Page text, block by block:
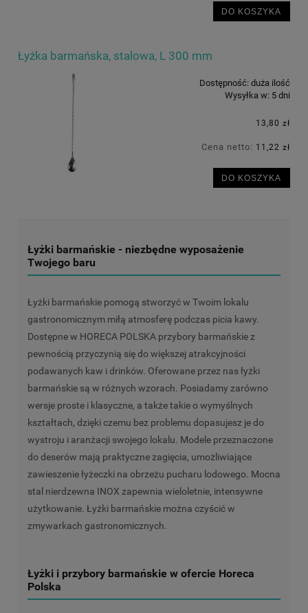
DO KOSZYKA
Łyżka barmańska, stalowa, L 300 mm
Dostępność: duża ilość
Wysyłka w: 5 dni
13,80 zł
Cena netto: 11,22 zł
DO KOSZYKA
Łyżki barmańskie - niezbędne wyposażenie
Twojego baru
Łyżki barmańskie pomogą stworzyć w Twoim lokalu
gastronomicznym miłą atmosferę podczas picia kawy.
Dostępne w HORECA POLSKA przybory barmańskie z
pewnością przyczynią się do większej atrakcyjności
podawanych kaw i drinków. Oferowane przez nas łyżki
barmańskie są w różnych wzorach. Posiadamy zarówno
wersje proste i klasyczne, a także takie o wymyślnych
kształtach, dzięki czemu bez problemu dopasujesz je do
wystroju i aranżacji swojego lokalu. Modele przeznaczone
do deserów mają praktyczne zagięcia, umożliwiające
zawieszenie łyżeczki na obrzeżu pucharu lodowego. Mocna
stal nierdzewna INOX zapewnia wieloletnie, intensywne
użytkowanie. Łyżki barmańskie można czyścić w
zmywarkach gastronomicznych.
Łyżki i przybory barmańskie w ofercie Horeca
Polska